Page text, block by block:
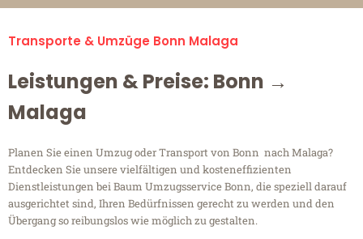
Transporte & Umzüge Bonn Malaga
Leistungen & Preise: Bonn →
Malaga
Planen Sie einen Umzug oder Transport von Bonn nach Malaga?
Entdecken Sie unsere vielfältigen und kosteneffizienten
Dienstleistungen bei Baum Umzugsservice Bonn, die speziell darauf
ausgerichtet sind, Ihren Bedürfnissen gerecht zu werden und den
Übergang so reibungslos wie möglich zu gestalten.